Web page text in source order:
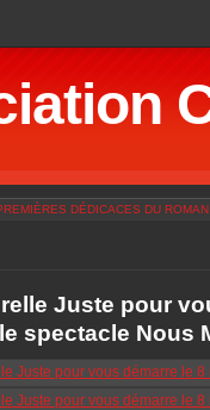
DÉDICACES DU
Juste pour
spectacle Nous